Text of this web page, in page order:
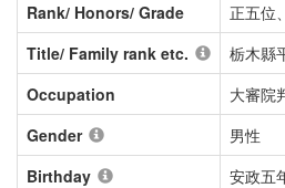
Rank/ Honors/ Grade
正五位
Title/ Family rank etc.
栃木縣
Occupation
大審院
Gender
男性
Birthday
安政五